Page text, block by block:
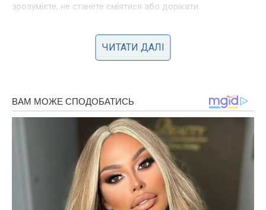
зрозумієте, не станете сміятися або дорікати.
Якщо цю статтю читають чоловіки, але у вашій родині
немає таких стосуків, то зрозумійте, що все ще не пізно
налагодити. Просто довіртеся своїй жінці, і тоді все піде
ЧИТАТИ ДАЛІ